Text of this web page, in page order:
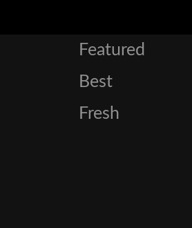
Featured
Best
Fresh